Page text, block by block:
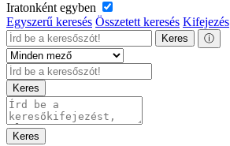
Iratonként egyben
Egyszerű keresés Összetett keresés Kifejezés
Keres ⓘ
Keres
Keres